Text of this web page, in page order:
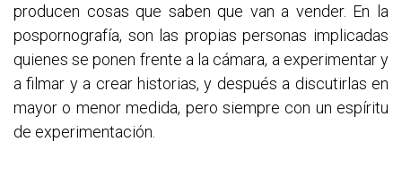
producen cosas que saben que van a vender. En la
pospornografía, son las propias personas implicadas
quienes se ponen frente a la cámara, a experimentar y
a filmar y a crear historias, y después a discutirlas en
mayor o menor medida, pero siempre con un espíritu
de experimentación.